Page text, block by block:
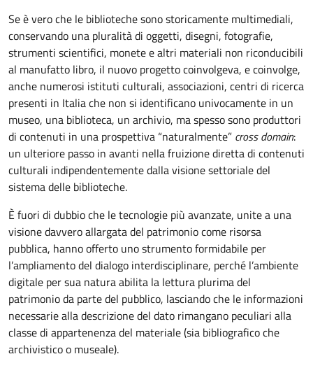
Se è vero che le biblioteche sono storicamente multimediali,
conservando una pluralità di oggetti, disegni, fotografie,
strumenti scientifici, monete e altri materiali non riconducibili
al manufatto libro, il nuovo progetto coinvolgeva, e coinvolge,
anche numerosi istituti culturali, associazioni, centri di ricerca
presenti in Italia che non si identificano univocamente in un
museo, una biblioteca, un archivio, ma spesso sono produttori
di contenuti in una prospettiva “naturalmente” cross domain:
un ulteriore passo in avanti nella fruizione diretta di contenuti
culturali indipendentemente dalla visione settoriale del
sistema delle biblioteche.
È fuori di dubbio che le tecnologie più avanzate, unite a una
visione davvero allargata del patrimonio come risorsa
pubblica, hanno offerto uno strumento formidabile per
l’ampliamento del dialogo interdisciplinare, perché l’ambiente
digitale per sua natura abilita la lettura plurima del
patrimonio da parte del pubblico, lasciando che le informazioni
necessarie alla descrizione del dato rimangano peculiari alla
classe di appartenenza del materiale (sia bibliografico che
archivistico o museale).